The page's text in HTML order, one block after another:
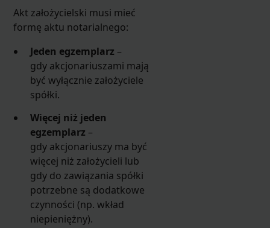
Akt założycielski musi mieć
formę aktu notarialnego:
Jeden egzemplarz –
gdy akcjonariuszami mają
być wyłącznie założyciele
spółki.
Więcej niż jeden
egzemplarz –
gdy akcjonariuszy ma być
więcej niż założycieli lub
gdy do zawiązania spółki
potrzebne są dodatkowe
czynności (np. wkład
niepieniężny).